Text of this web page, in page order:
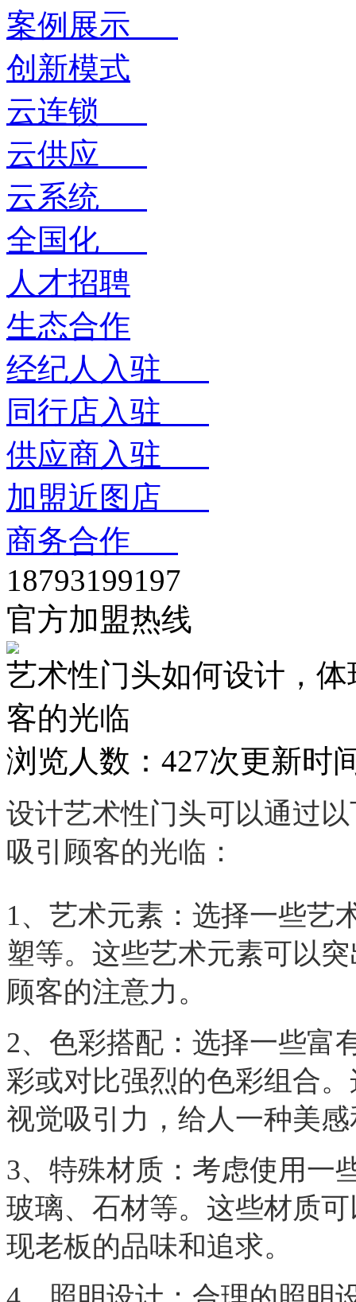
案例展示
创新模式
云连锁
云供应
云系统
全国化
人才招聘
生态合作
经纪人入驻
同行店入驻
供应商入驻
加盟近图店
商务合作
18793199197
官方加盟热线
艺术性门头如何设计，
客的光临
浏览人数： 427次更新时
设计艺术性门头可以通过
吸引顾客的光临：
1、艺术元素：选择一些艺
塑等。这些艺术元素可以
顾客的注意力。
2、色彩搭配：选择一些富
彩或对比强烈的色彩组合
视觉吸引力，给人一种美
3、特殊材质：考虑使用一
玻璃、石材等。这些材质
现老板的品味和追求。